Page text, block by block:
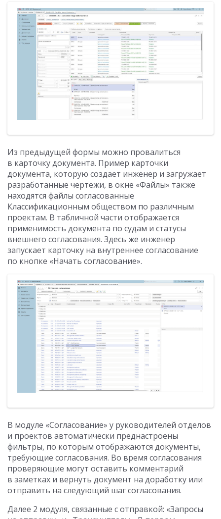
Из предыдущей формы можно провалиться
в карточку документа. Пример карточки
документа, которую создает инженер и загружает
разработанные чертежи, в окне «Файлы» также
находятся файлы согласованные
Классификационным обществом по различным
проектам. В табличной части отображается
применимость документа по судам и статусы
внешнего согласования. Здесь же инженер
запускает карточку на внутреннее согласование
по кнопке «Начать согласование».
В модуле «Согласование» у руководителей отделов
и проектов автоматически преднастроены
фильтры, по которым отображаются документы,
требующие согласования. Во время согласования
проверяющие могут оставить комментарий
в заметках и вернуть документ на доработку или
отправить на следующий шаг согласования.
Далее 2 модуля, связанные с отправкой: «Запросы